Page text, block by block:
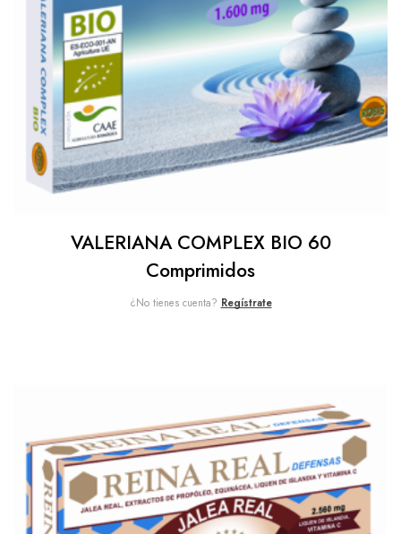
VALERIANA COMPLEX BIO 60
Comprimidos
¿No tienes cuenta? Regístrate